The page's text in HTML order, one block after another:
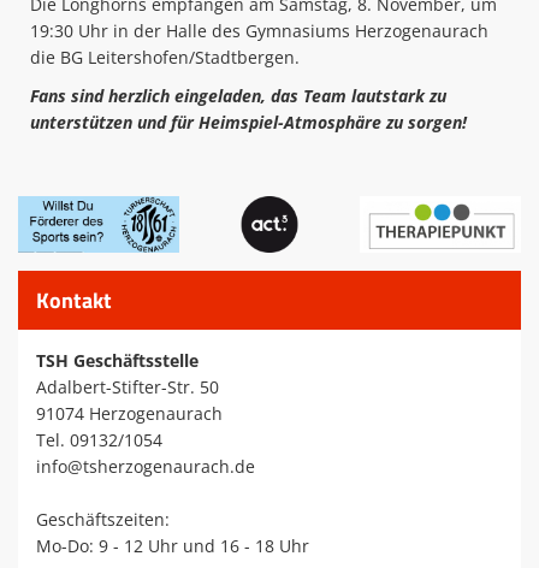
19:30 Uhr in der Halle des Gymnasiums Herzogenaurach
die BG Leitershofen/Stadtbergen.
Fans sind herzlich eingeladen, das Team lautstark zu
unterstützen und für Heimspiel-Atmosphäre zu sorgen!
Kontakt
TSH Geschäftsstelle
Adalbert-Stifter-Str. 50
91074 Herzogenaurach
Tel. 09132/1054
info@tsherzogenaurach.de
Geschäftszeiten:
Mo-Do: 9 - 12 Uhr und 16 - 18 Uhr